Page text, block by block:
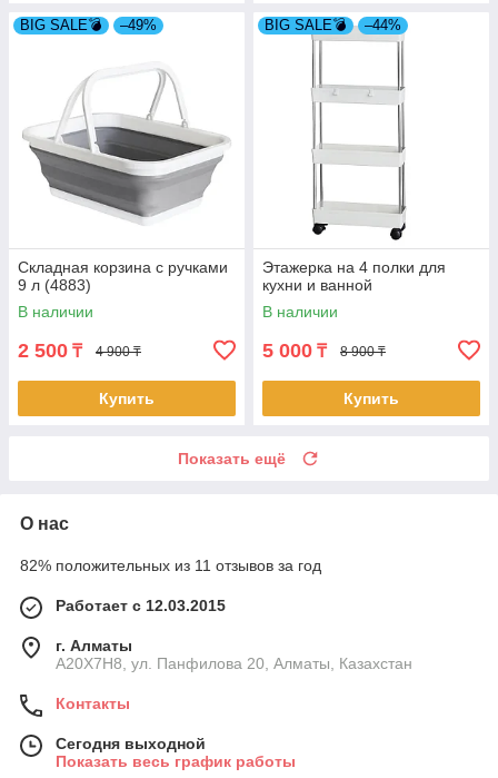
BIG SALE💣 –49%
Складная корзина с ручками
9 л (4883)
В наличии
2 500 ₸ 4 900 ₸
Купить
BIG SALE💣 –44%
Этажерка на 4 полки для
кухни и ванной
В наличии
5 000 ₸ 8 900 ₸
Купить
Показать ещё
О нас
82% положительных из 11 отзывов за год
Работает с 12.03.2015
г. Алматы
A20X7H8, ул. Панфилова 20, Алматы, Казахстан
Контакты
Сегодня выходной
Показать весь график работы